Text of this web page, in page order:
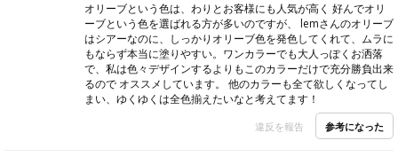
オリーブという色は、わりとお客様にも人気が高く 好んでオリ
ーブという色を選ばれる方が多いのですが、 lemさんのオリーブ
はシアーなのに、しっかりオリーブ色を発色してくれて、ムラに
もならず本当に塗りやすい。ワンカラーでも大人っぽくお洒落
で、私は色々デザインするよりもこのカラーだけで充分勝負出来
るので オススメしています。 他のカラーも全て欲しくなってし
まい、ゆくゆくは全色揃えたいなと考えてます！
違反を報告 参考になった